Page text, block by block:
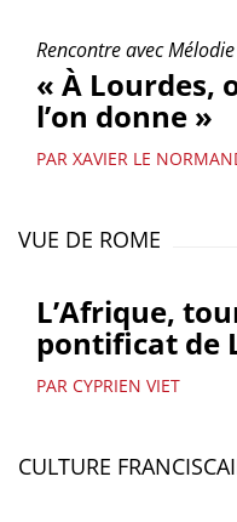
Rencontre avec
« À Lourdes,
l’on donne »
PAR XAVIER LE
VUE DE ROME
L’Afrique,
pontificat de
PAR CYPRIEN VIET
CULTURE